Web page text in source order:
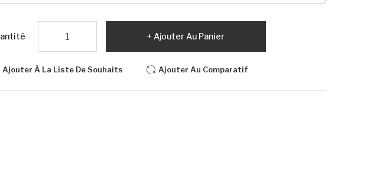
Ajouter Au Panier
Ajouter À La Liste De Souhaits Ajouter Au Comparatif